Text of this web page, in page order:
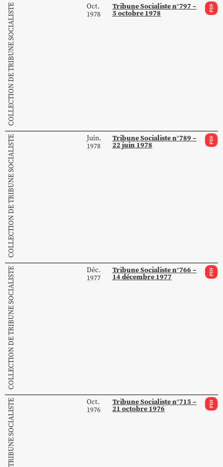
COLLECTION DE TRIBUNE SOCIALISTE
Oct.
1978
Tribune Socialiste n°797 –
5 octobre 1978 PDF
COLLECTION DE TRIBUNE SOCIALISTE
Juin.
1978
Tribune Socialiste n°789 –
22 juin 1978 PDF
COLLECTION DE TRIBUNE SOCIALISTE
Déc.
1977
Tribune Socialiste n°766 –
14 décembre 1977 PDF
Oct.
1976
Tribune Socialiste n°715 –
21 octobre 1976 PDF